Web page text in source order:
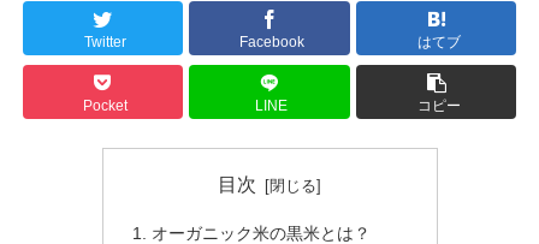
Twitter Facebook はてブ
Pocket LINE コピー
目次
オーガニック米の黒米とは？